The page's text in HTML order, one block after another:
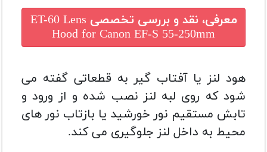
معرفی، نقد و بررسی تخصصی ET-60 Lens
Hood for Canon EF-S 55-250mm
هود لنز یا آفتاب گیر به قطعاتی گفته می
شود که روی لبه لنز نصب شده و از ورود و
تابش مستقیم نور خورشید یا بازتاب نور های
محیط به داخل لنز جلوگیری می کند.